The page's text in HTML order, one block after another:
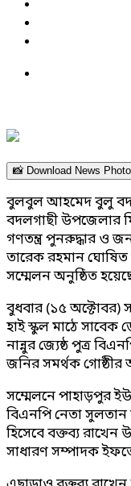
📸 Download News
বুলবুল আহমেদ বুলু
বদলগাছী উপজেলার
গণতন্ত্র পুনরুদ্ধার ও
তারেক রহমান
সম্মেলন অনুষ্ঠিত
বুধবার (১৫ অক্টোবর)
হাই স্কুল মাঠে সাবেক
নান্নুর জ্যেষ্ঠ পুত্র
জনির সমর্থক
সম্মেলনে পাহাড়পুর
বিএনপি নেতা সুলতান
হিসেবে বক্তব্য
সাধারণ সম্পাদক